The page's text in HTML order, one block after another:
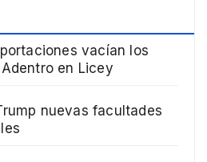
vacían los
en Licey
nuevas facultades